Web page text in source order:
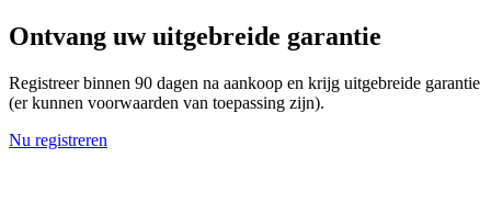
Ontvang uw uitgebreide garantie
Registreer binnen 90 dagen na aankoop en krijg uitgebreide garantie
(er kunnen voorwaarden van toepassing zijn).
Nu registreren